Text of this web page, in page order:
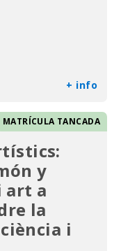
+ info
MATRÍCULA TANCADA
y
art a
la
i